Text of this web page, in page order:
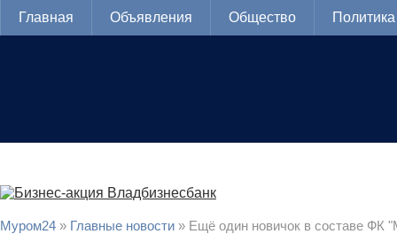
Главная Объявления Общество Политика
Муром24 » Главные новости » Ещё один новичок в составе ФК